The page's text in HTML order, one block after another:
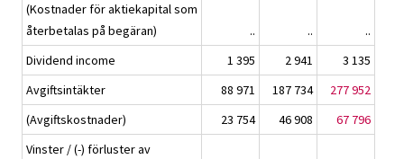
(Kostnader för aktiekapital som
återbetalas på begäran)
.. ..
..
Dividend income
1 395 2 941
3 135
Avgiftsintäkter
88 971 187 734
277 952
(Avgiftskostnader)
23 754 46 908
67 796
Vinster / (-) förluster av